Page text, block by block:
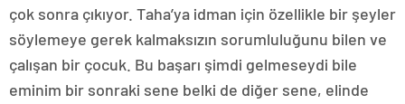
çok sonra çıkıyor. Taha’ya idman için özellikle bir şeyler
söylemeye gerek kalmaksızın sorumluluğunu bilen ve
çalışan bir çocuk. Bu başarı şimdi gelmeseydi bile
eminim bir sonraki sene belki de diğer sene, elinde